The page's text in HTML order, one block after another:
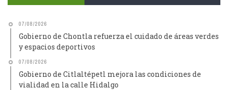
07/08/2026
Gobierno de Chontla refuerza el cuidado de áreas verdes
y espacios deportivos
07/08/2026
Gobierno de Citlaltépetl mejora las condiciones de
vialidad en la calle Hidalgo